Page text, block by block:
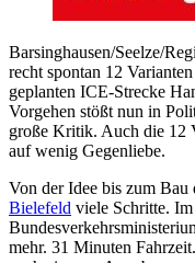
Barsinghausen/Seelze/
recht spontan 12
geplanten ICE-Strecke
Vorgehen stößt nun in
große Kritik. Auch die 12
auf wenig Gegenliebe.
Von der Idee bis zum Bau
Bielefeld viele Schritte. Im
mehr. 31 Minuten